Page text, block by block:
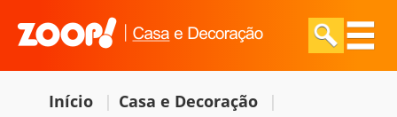
Início | Casa e Decoração |